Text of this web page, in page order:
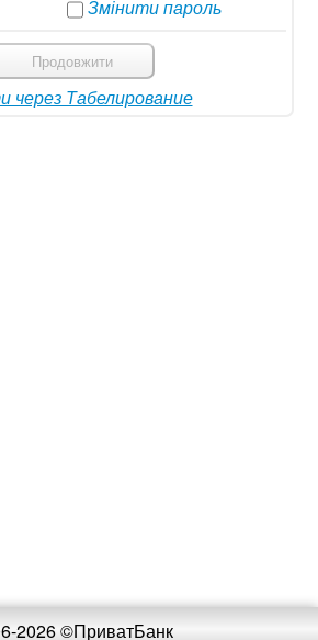
Змінити пароль
Продовжити
через Табелирование
2026 ©ПриватБанк